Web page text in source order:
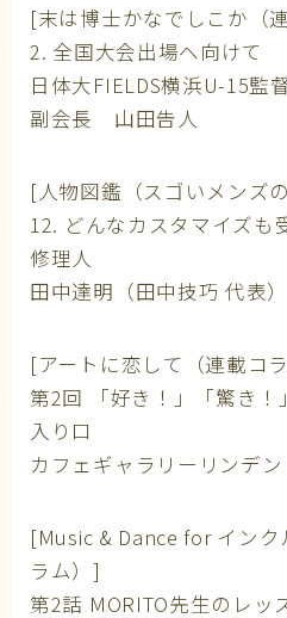
[末は博士かなでしこか（
2. 全国大会出場へ向けて
日体大FIELDS横浜U-15監
副会長 山田告人
[人物図鑑（スゴいメンズ
12. どんなカスタマイズも
修理人
田中達明（田中技巧 代表）
[アートに恋して（連載コ
第2回 「好き！」「驚き！
入り口
カフェギャラリーリンデ
[Music & Dance for イン
ラム）]
第2話 MORITO先生のレッ